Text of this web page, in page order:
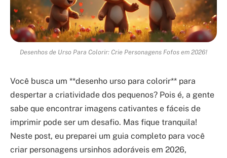
Desenhos de Urso Para Colorir: Crie Personagens Fofos em 2026!
Você busca um **desenho urso para colorir** para
despertar a criatividade dos pequenos? Pois é, a gente
sabe que encontrar imagens cativantes e fáceis de
imprimir pode ser um desafio. Mas fique tranquila!
Neste post, eu preparei um guia completo para você
criar personagens ursinhos adoráveis em 2026,